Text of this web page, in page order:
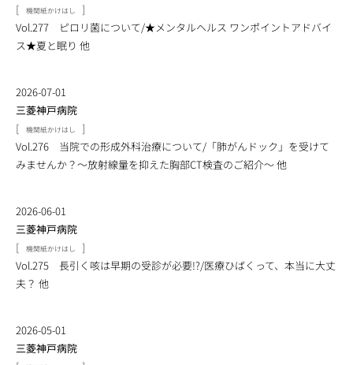
[
機関紙かけはし
]
Vol.277 ピロリ菌について/★メンタルヘルス ワンポイントアドバイ
ス★夏と眠り 他
2026-07-01
三菱神戸病院
[
機関紙かけはし
]
Vol.276 当院での形成外科治療について/「肺がんドック」を受けて
みませんか？～放射線量を抑えた胸部CT検査のご紹介～ 他
2026-06-01
三菱神戸病院
[
機関紙かけはし
]
Vol.275 長引く咳は早期の受診が必要!?/医療ひばくって、本当に大丈
夫？ 他
2026-05-01
三菱神戸病院